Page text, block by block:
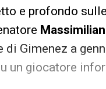
e profondo
Gimenez a
un giocatore